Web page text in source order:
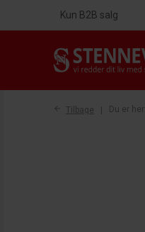
Kun B2B salg
Tilbage Du er her: